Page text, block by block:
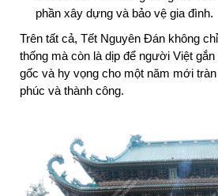
phần xây dựng và bảo vệ gia đình.
Trên tất cả, Tết Nguyên Đán không
thống mà còn là dịp để người Việt
gốc và hy vọng cho một năm mới
phúc và thành công.